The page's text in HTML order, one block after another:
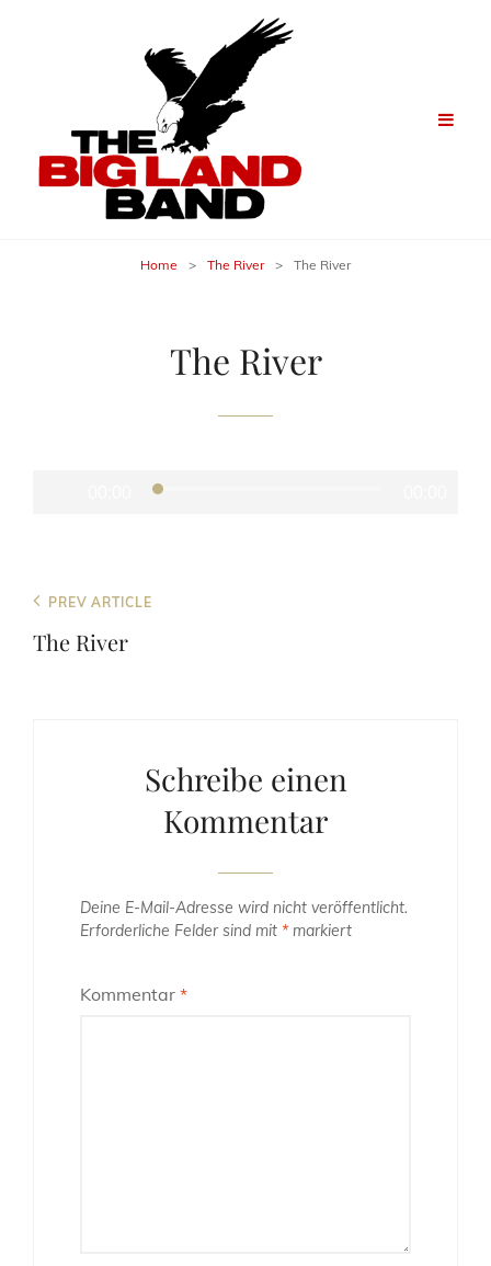
Home > The River > The River
The River
Beitragsnavigation
Previous
Post
PREV ARTICLE
The River
Schreibe einen
Kommentar
Deine E-Mail-Adresse wird nicht veröffentlicht.
Erforderliche Felder sind mit * markiert
Kommentar *